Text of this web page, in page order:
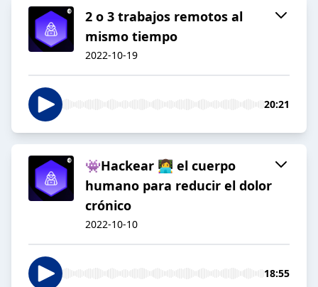
2 o 3 trabajos remotos al
mismo tiempo
2022-10-19
20:21
👾Hackear 👩‍💻 el cuerpo
humano para reducir el dolor
crónico
2022-10-10
18:55